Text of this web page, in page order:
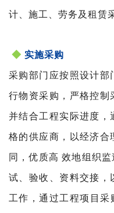
计、施工、劳务及租赁
◆ 实施采购
采购部门应按照设计
行物资采购，严格控制
并结合工程实际进度，
格的供应商，以经济合
同，优质高 效地组织
试、验收、资料交接，
工作，通过工程项目